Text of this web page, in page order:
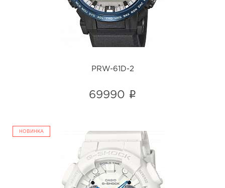
PRW-61D-2
69990 i
НОВИНКА